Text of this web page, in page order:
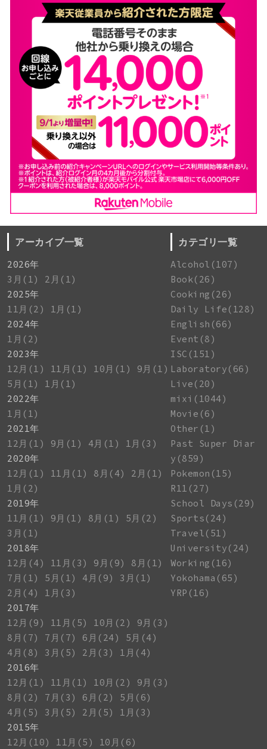
アーカイブ一覧
2026年
3月(1)
2月(1)
2025年
11月(2)
1月(1)
2024年
1月(2)
2023年
12月(1)
11月(1) 10月(1)
9月(1)
5月(1)
1月(1)
2022年
1月(1)
2021年
12月(1)
9月(1) 4月(1)
1月(3)
2020年
12月(1)
11月(1) 8月(4)
2月(1)
1月(2)
2019年
11月(1)
9月(1) 8月(1)
5月(2)
3月(1)
2018年
12月(4)
11月(3) 9月(9)
8月(1)
7月(1)
5月(1) 4月(9)
3月(1)
2月(4)
1月(3)
2017年
12月(9)
11月(5) 10月(2)
9月(3)
8月(7)
7月(7) 6月(24)
5月(4)
4月(8)
3月(5) 2月(3)
1月(4)
2016年
12月(1)
11月(1) 10月(2)
9月(3)
8月(2)
7月(3) 6月(2)
5月(6)
4月(5)
3月(5) 2月(5)
1月(3)
2015年
12月(10)
11月(5)
10月(6)
カテゴリ一覧
Alcohol(107)
Book(26)
Cooking(26)
Daily Life(128)
English(66)
Event(8)
ISC(151)
Laboratory(66)
Live(20)
mixi(1044)
Movie(6)
Other(1)
Past Super Diar
y(859)
Pokemon(15)
R11(27)
School Days(29)
Sports(24)
Travel(51)
University(24)
Working(16)
Yokohama(65)
YRP(16)